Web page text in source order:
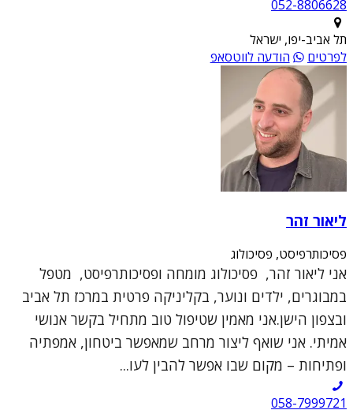
052-8806628
תל אביב-יפו, ישראל
לפרטים
הודעה לווטסאפ
ליאור זהר
פסיכותרפיסט, פסיכולוג
אני ליאור זהר, פסיכולוג מומחה ופסיכותרפיסט, מטפל
במבוגרים, ילדים ונוער, בקליניקה פרטית במרכז תל אביב
ובצפון הישן.אני מאמין שטיפול טוב מתחיל בקשר אנושי
אמיתי. אני שואף ליצור מרחב שמאפשר ביטחון, אמפתיה
ופתיחות – מקום שבו אפשר להבין לעו...